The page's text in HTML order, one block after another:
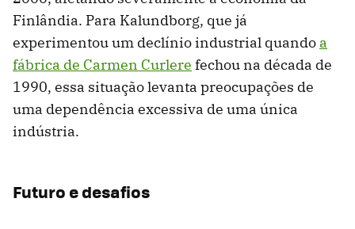
Finlândia. Para Kalundborg, que já
experimentou um declínio industrial quando a
fábrica de Carmen Curlere fechou na década de
1990, essa situação levanta preocupações de
uma dependência excessiva de uma única
indústria.
Futuro e desafios